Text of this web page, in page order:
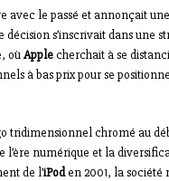
avec le passé et annonçait
décision s’inscrivait dans une
oùApplecherchait à se
à bas prix pour se
tridimensionnel chromé au
l’ère numérique et la
de l’iPoden 2001, la société